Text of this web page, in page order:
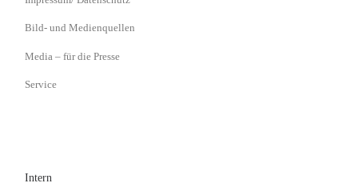
Bild- und Medienquellen
Media – für die Presse
Service
Intern